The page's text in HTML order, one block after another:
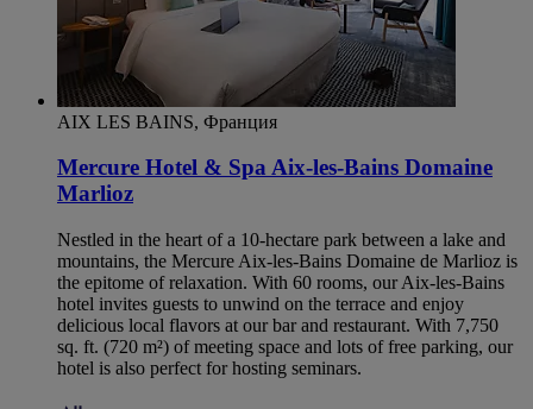
AIX LES BAINS, Франция
Mercure Hotel & Spa Aix-les-Bains Domaine
Marlioz
Nestled in the heart of a 10-hectare park between a lake and
mountains, the Mercure Aix-les-Bains Domaine de Marlioz is
the epitome of relaxation. With 60 rooms, our Aix-les-Bains
hotel invites guests to unwind on the terrace and enjoy
delicious local flavors at our bar and restaurant. With 7,750
sq. ft. (720 m²) of meeting space and lots of free parking, our
hotel is also perfect for hosting seminars.